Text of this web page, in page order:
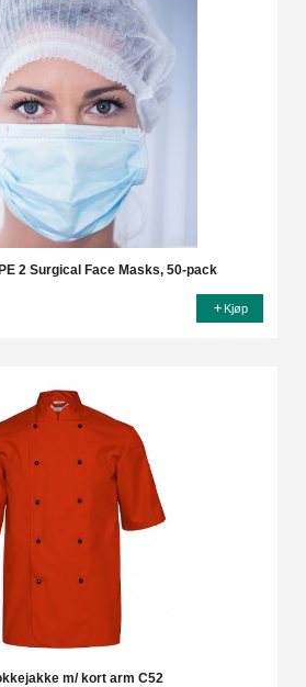
2 Surgical Face Masks, 50-pack
Kjøp
m/ kort arm C52